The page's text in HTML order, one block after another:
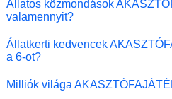
Állatos közmondások
valamennyit?
Állatkerti kedvencek
a 6-ot?
Milliók világa